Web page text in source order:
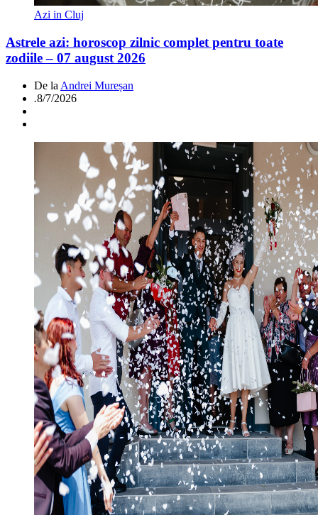
Azi in Cluj
Astrele azi: horoscop zilnic complet pentru toate
zodiile – 07 august 2026
De la Andrei Mureșan
.8/7/2026